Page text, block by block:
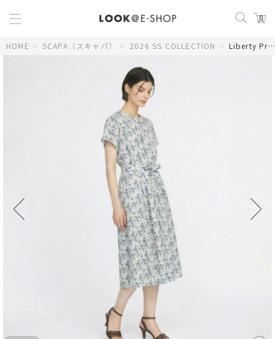
0
HOME > SCAPA（スキャパ） > 2026 SS COLLECTION > Liberty Print ギルドフラワーワンピース